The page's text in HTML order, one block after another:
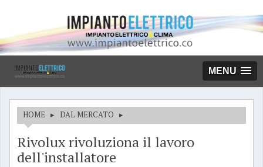
MENU
HOME ▸ DAL MERCATO ▸
Rivolux rivoluziona il lavoro
dell'installatore